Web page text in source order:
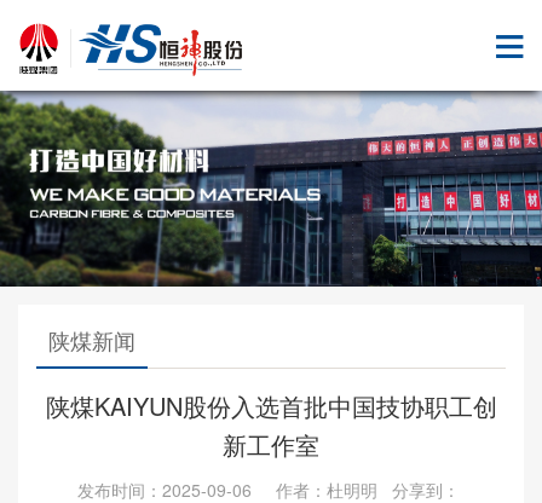
陕煤新闻
陕煤KAIYUN股份入选首批中国技协职工创
新工作室
发布时间：2025-09-06 作者：杜明明 分享到：